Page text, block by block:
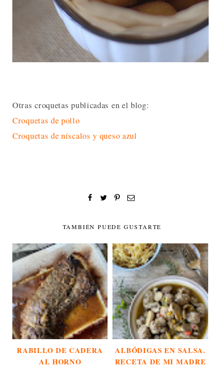
Otras croquetas publicadas en el blog:
Croquetas de pollo
Croquetas de níscalos y queso azul
TAMBIÉN PUEDE GUSTARTE
RABILLO DE CADERA
AL HORNO
ALBÓDIGAS EN SALSA.
RECETA DE MI MADRE